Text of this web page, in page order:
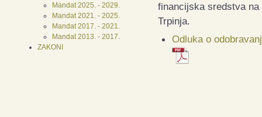
Mandat 2025. - 2029.
Mandat 2021. - 2025.
Mandat 2017. - 2021.
Mandat 2013. - 2017.
ZAKONI
financijska sredstva
Trpinja.
Odluka o